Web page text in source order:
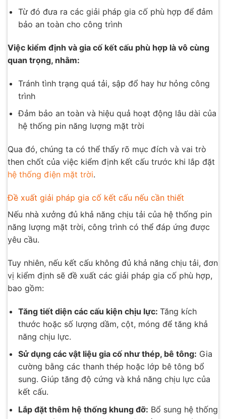
Từ đó đưa ra các giải pháp gia cố phù hợp để đảm
bảo an toàn cho công trình
Việc kiểm định và gia cố kết cấu phù hợp là vô cùng
quan trọng, nhằm:
Tránh tình trạng quá tải, sập đổ hay hư hỏng công
trình
Đảm bảo an toàn và hiệu quả hoạt động lâu dài của
hệ thống pin năng lượng mặt trời
Qua đó, chúng ta có thể thấy rõ mục đích và vai trò
then chốt của việc kiểm định kết cấu trước khi lắp đặt
hệ thống điện mặt trời.
Đề xuất giải pháp gia cố kết cấu nếu cần thiết
Nếu nhà xưởng đủ khả năng chịu tải của hệ thống pin
năng lượng mặt trời, công trình có thể đáp ứng được
yêu cầu.
Tuy nhiên, nếu kết cấu không đủ khả năng chịu tải, đơn
vị kiểm định sẽ đề xuất các giải pháp gia cố phù hợp,
bao gồm:
Tăng tiết diện các cấu kiện chịu lực: Tăng kích
thước hoặc số lượng dầm, cột, móng để tăng khả
năng chịu lực.
Sử dụng các vật liệu gia cố như thép, bê tông: Gia
cường bằng các thanh thép hoặc lớp bê tông bổ
sung. Giúp tăng độ cứng và khả năng chịu lực của
kết cấu.
Lắp đặt thêm hệ thống khung đỡ: Bổ sung hệ thống